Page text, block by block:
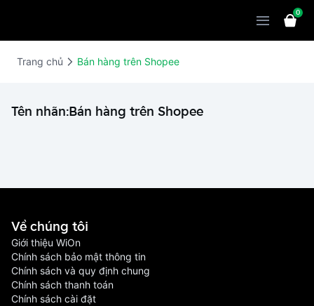
WiOn POS
WiOn Social
WiOn Invoice
Giải pháp
Marketing
Bảng giá
Khách hàng
Thông báo
0
Trang chủ Bán hàng trên Shopee
Tên nhãn:Bán hàng trên Shopee
Về chúng tôi
Giới thiệu WiOn
Chính sách bảo mật thông tin
Chính sách và quy định chung
Chính sách thanh toán
Chính sách cài đặt